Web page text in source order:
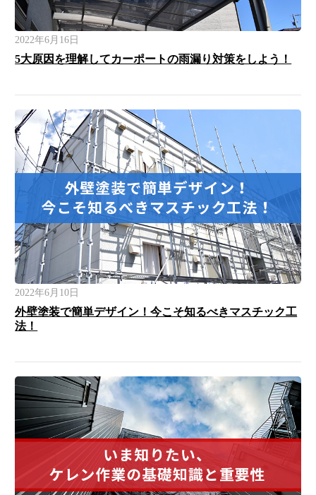
2022年6月16日
5大原因を理解してカーポートの雨漏り対策をしよう！
2022年6月10日
外壁塗装で簡単デザイン！今こそ知るべきマスチック工
法！